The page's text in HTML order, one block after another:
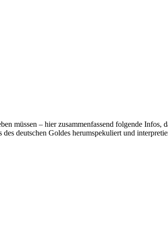
müssen – hier zusammenfassend folgende Infos,
deutschen Goldes herumspekuliert und